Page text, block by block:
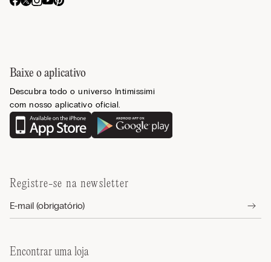
Baixe o aplicativo
Descubra todo o universo Intimissimi
com nosso aplicativo oficial.
Registre-se na newsletter
Encontrar uma loja